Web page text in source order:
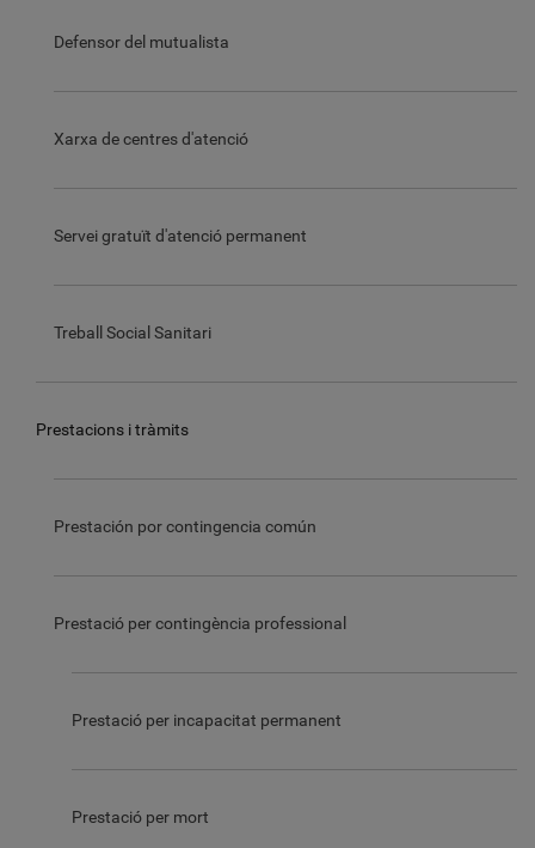
Defensor del mutualista
Xarxa de centres d'atenció
Servei gratuït d'atenció permanent
Treball Social Sanitari
Prestacions i tràmits
Prestación por contingencia común
Prestació per contingència professional
Prestació per incapacitat permanent
Prestació per mort